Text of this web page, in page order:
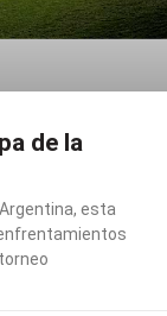
de la
esta